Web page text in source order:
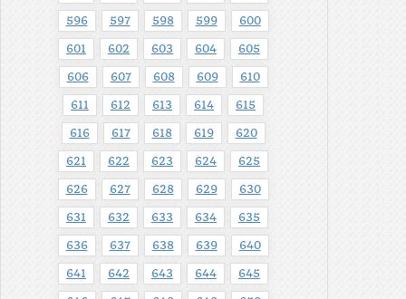
596 597 598 599 600
601 602 603 604 605
606 607 608 609 610
611 612 613 614 615
616 617 618 619 620
621 622 623 624 625
626 627 628 629 630
631 632 633 634 635
636 637 638 639 640
641 642 643 644 645